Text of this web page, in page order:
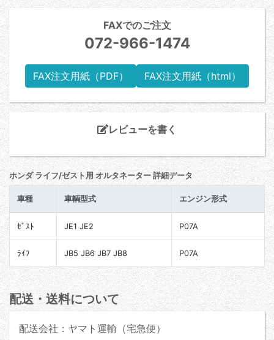
FAXでのご注文
072-966-1474
FAX注文用紙（PDF） FAX注文用紙（html）
レビューを書く
ホンダ ライフ/ゼスト用 オルタネーター 詳細データ
車種 車輌型式 エンジン形式
ｾﾞｽﾄ JE1 JE2 P07A
ﾗｲﾌ JB5 JB6 JB7 JB8 P07A
配送・送料について
配送会社：ヤマト運輸（宅急便）